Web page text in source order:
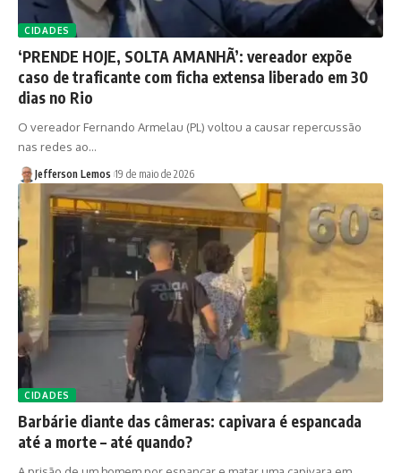
CIDADES
‘PRENDE HOJE, SOLTA AMANHÃ’: vereador expõe
caso de traficante com ficha extensa liberado em 30
dias no Rio
O vereador Fernando Armelau (PL) voltou a causar repercussão
nas redes ao…
Jefferson Lemos 19 de maio de 2026
CIDADES
Barbárie diante das câmeras: capivara é espancada
até a morte – até quando?